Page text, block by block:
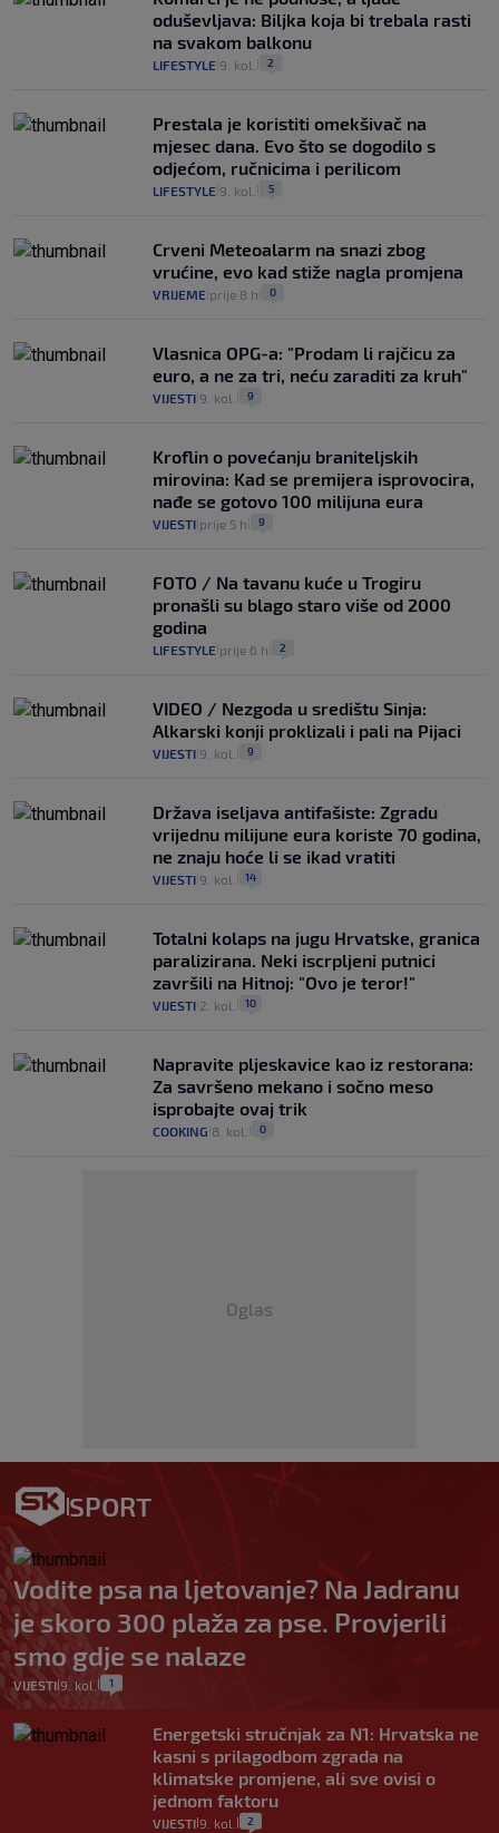
oduševljava: Biljka koja bi trebala rasti
na svakom balkonu
LIFESTYLE 9. kol. 2
Prestala je koristiti omekšivač na
mjesec dana. Evo što se dogodilo s
odjećom, ručnicima i perilicom
LIFESTYLE 9. kol. 5
Crveni Meteoalarm na snazi zbog
vrućine, evo kad stiže nagla promjena
VRIJEME prije 8 h 0
Vlasnica OPG-a: "Prodam li rajčicu za
euro, a ne za tri, neću zaraditi za kruh"
VIJESTI 9. kol. 9
Kroflin o povećanju braniteljskih
mirovina: Kad se premijera isprovocira,
nađe se gotovo 100 milijuna eura
VIJESTI prije 5 h 9
FOTO / Na tavanu kuće u Trogiru
pronašli su blago staro više od 2000
godina
LIFESTYLE prije 6 h 2
VIDEO / Nezgoda u središtu Sinja:
Alkarski konji proklizali i pali na Pijaci
VIJESTI 9. kol. 9
Država iseljava antifašiste: Zgradu
vrijednu milijune eura koriste 70 godina,
ne znaju hoće li se ikad vratiti
VIJESTI 9. kol. 14
Totalni kolaps na jugu Hrvatske, granica
paralizirana. Neki iscrpljeni putnici
završili na Hitnoj: "Ovo je teror!"
VIJESTI 2. kol. 10
Napravite pljeskavice kao iz restorana:
Za savršeno mekano i sočno meso
isprobajte ovaj trik
COOKING 8. kol. 0
Oglas
SPORT
Vodite psa na ljetovanje? Na Jadranu
je skoro 300 plaža za pse. Provjerili
smo gdje se nalaze
VIJESTI 9. kol. 1
Energetski stručnjak za N1: Hrvatska ne
kasni s prilagodbom zgrada na
klimatske promjene, ali sve ovisi o
jednom faktoru
VIJESTI 9. kol. 2